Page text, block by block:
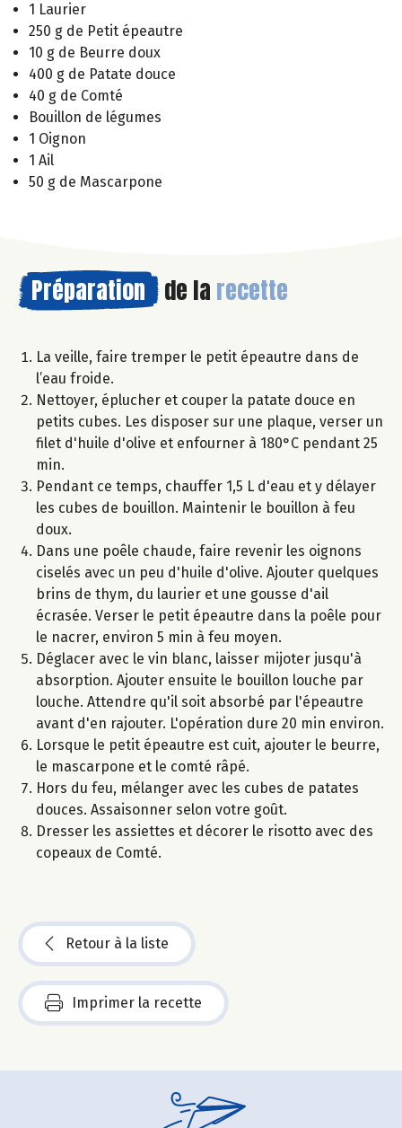
1 Laurier
250 g de Petit épeautre
10 g de Beurre doux
400 g de Patate douce
40 g de Comté
Bouillon de légumes
1 Oignon
1 Ail
50 g de Mascarpone
Préparation de la recette
La veille, faire tremper le petit épeautre dans de
l’eau froide.
Nettoyer, éplucher et couper la patate douce en
petits cubes. Les disposer sur une plaque, verser un
filet d'huile d'olive et enfourner à 180°C pendant 25
min.
Pendant ce temps, chauffer 1,5 L d'eau et y délayer
les cubes de bouillon. Maintenir le bouillon à feu
doux.
Dans une poêle chaude, faire revenir les oignons
ciselés avec un peu d'huile d'olive. Ajouter quelques
brins de thym, du laurier et une gousse d'ail
écrasée. Verser le petit épeautre dans la poêle pour
le nacrer, environ 5 min à feu moyen.
Déglacer avec le vin blanc, laisser mijoter jusqu'à
absorption. Ajouter ensuite le bouillon louche par
louche. Attendre qu'il soit absorbé par l'épeautre
avant d'en rajouter. L'opération dure 20 min environ.
Lorsque le petit épeautre est cuit, ajouter le beurre,
le mascarpone et le comté râpé.
Hors du feu, mélanger avec les cubes de patates
douces. Assaisonner selon votre goût.
Dresser les assiettes et décorer le risotto avec des
copeaux de Comté.
Retour à la liste
Imprimer la recette